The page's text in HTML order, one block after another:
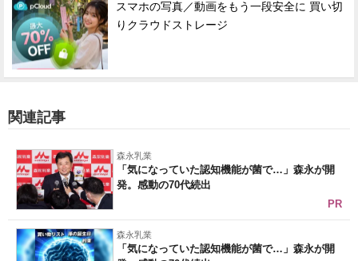
スマホの写真／動画をもう一段安全に 買い切
りクラウドストレージ
関連記事
森永乳業
「気になっていた認知機能が菌で…」森永が開
発。感動の70代続出
PR
森永乳業
「気になっていた認知機能が菌で…」森永が開